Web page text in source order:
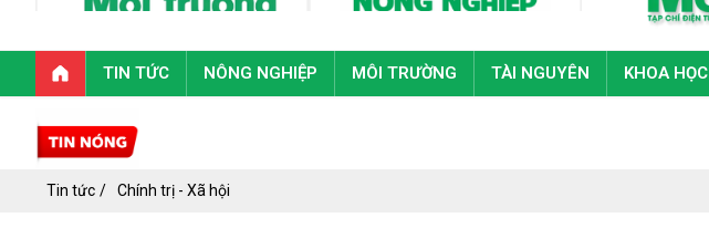
TIN TỨC NÔNG NGHIỆP MÔI TRƯỜNG TÀI NGUYÊN KHOA HỌC
Tin tức Chính trị - Xã hội